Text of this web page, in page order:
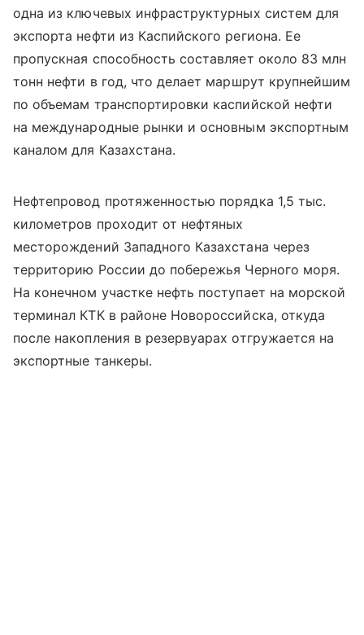
одна из ключевых инфраструктурных систем для
экспорта нефти из Каспийского региона. Ее
пропускная способность составляет около 83 млн
тонн нефти в год, что делает маршрут крупнейшим
по объемам транспортировки каспийской нефти
на международные рынки и основным экспортным
каналом для Казахстана.
Нефтепровод протяженностью порядка 1,5 тыс.
километров проходит от нефтяных
месторождений Западного Казахстана через
территорию России до побережья Черного моря.
На конечном участке нефть поступает на морской
терминал КТК в районе Новороссийска, откуда
после накопления в резервуарах отгружается на
экспортные танкеры.